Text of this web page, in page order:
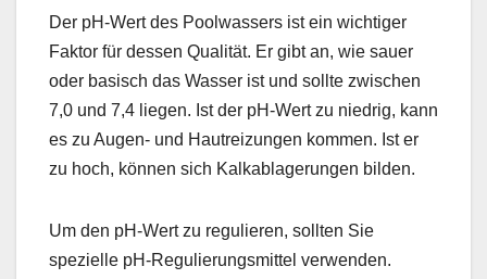
Der pH-Wert des Poolwassers ist ein wichtiger
Faktor für dessen Qualität. Er gibt an, wie sauer
oder basisch das Wasser ist und sollte zwischen
7,0 und 7,4 liegen. Ist der pH-Wert zu niedrig, kann
es zu Augen- und Hautreizungen kommen. Ist er
zu hoch, können sich Kalkablagerungen bilden.
Um den pH-Wert zu regulieren, sollten Sie
spezielle pH-Regulierungsmittel verwenden.